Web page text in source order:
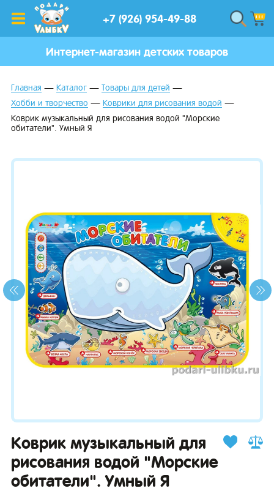
+7 (926) 954-49-88
Интернет-магазин детских товаров
Главная Каталог
Товары для детей
Хобби и творчество
Коврики для рисования водой
Коврик музыкальный для рисования водой "Морские
обитатели". Умный Я
Коврик музыкальный для
рисования водой "Морские
обитатели". Умный Я